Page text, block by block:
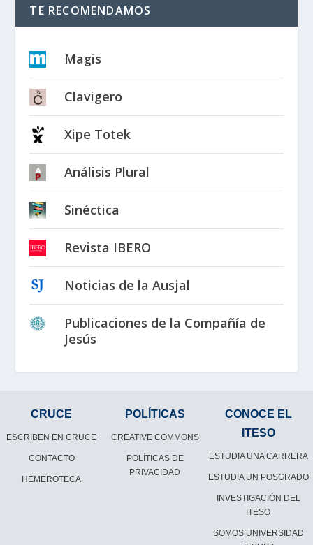
TE RECOMENDAMOS
Magis
Clavigero
Xipe Totek
Análisis Plural
Sinéctica
Revista IBERO
Noticias de la Ausjal
Publicaciones de la Compañía de
Jesús
CRUCE
ESCRIBEN EN CRUCE
CONTACTO
HEMEROTECA
POLÍTICAS
CREATIVE COMMONS
POLÍTICAS DE
PRIVACIDAD
CONOCE EL
ITESO
ESTUDIA UNA CARRERA
ESTUDIA UN POSGRADO
INVESTIGACIÓN DEL
ITESO
SOMOS UNIVERSIDAD